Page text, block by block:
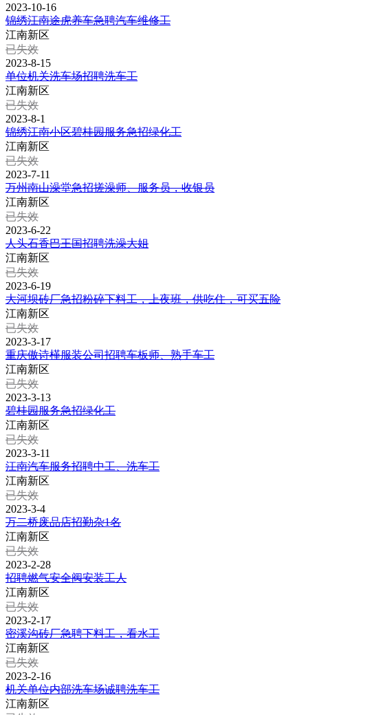
2023-10-16
锦绣江南途虎养车急聘汽车维修工
江南新区
已失效
2023-8-15
单位机关洗车场招聘洗车工
江南新区
已失效
2023-8-1
锦绣江南小区碧桂园服务急招绿化工
江南新区
已失效
2023-7-11
万州南山澡堂急招搓澡师、服务员，收银员
江南新区
已失效
2023-6-22
人头石香巴王国招聘洗澡大姐
江南新区
已失效
2023-6-19
大河坝砖厂急招粉碎下料工，上夜班，供吃住，可买五险
江南新区
已失效
2023-3-17
重庆傲诗槿服装公司招聘车板师、熟手车工
江南新区
已失效
2023-3-13
碧桂园服务急招绿化工
江南新区
已失效
2023-3-11
江南汽车服务招聘中工、洗车工
江南新区
已失效
2023-3-4
万二桥废品店招勤杂1名
江南新区
已失效
2023-2-28
招聘燃气安全阀安装工人
江南新区
已失效
2023-2-17
密溪沟砖厂急聘下料工，看水工
江南新区
已失效
2023-2-16
机关单位内部洗车场诚聘洗车工
江南新区